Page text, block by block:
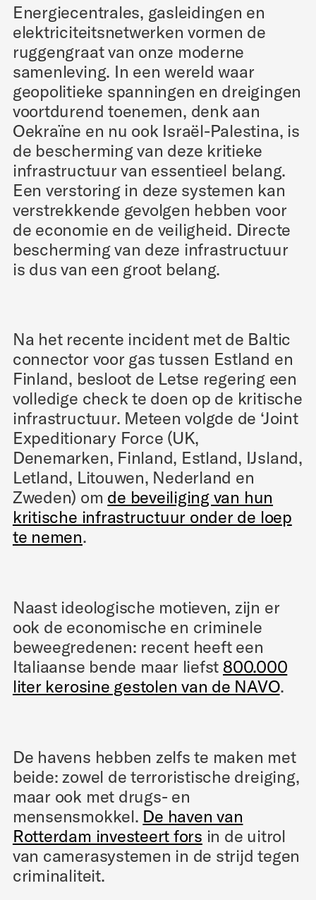
Energiecentrales, gasleidingen en
elektriciteitsnetwerken vormen de
ruggengraat van onze moderne
samenleving. In een wereld waar
geopolitieke spanningen en dreigingen
voortdurend toenemen, denk aan
Oekraïne en nu ook Israël-Palestina, is
de bescherming van deze kritieke
infrastructuur van essentieel belang.
Een verstoring in deze systemen kan
verstrekkende gevolgen hebben voor
de economie en de veiligheid. Directe
bescherming van deze infrastructuur
is dus van een groot belang.
Na het recente incident met de Baltic
connector voor gas tussen Estland en
Finland, besloot de Letse regering een
volledige check te doen op de kritische
infrastructuur. Meteen volgde de ‘Joint
Expeditionary Force (UK,
Denemarken, Finland, Estland, IJsland,
Letland, Litouwen, Nederland en
Zweden) om de beveiliging van hun
kritische infrastructuur onder de loep
te nemen.
Naast ideologische motieven, zijn er
ook de economische en criminele
beweegredenen: recent heeft een
Italiaanse bende maar liefst 800.000
liter kerosine gestolen van de NAVO.
De havens hebben zelfs te maken met
beide: zowel de terroristische dreiging,
maar ook met drugs- en
mensensmokkel. De haven van
Rotterdam investeert fors in de uitrol
van camerasystemen in de strijd tegen
criminaliteit.